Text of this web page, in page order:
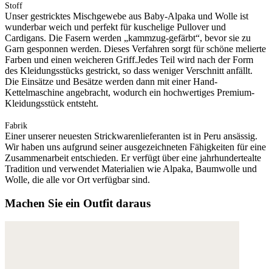
Stoff
Unser gestricktes Mischgewebe aus Baby-Alpaka und Wolle ist
wunderbar weich und perfekt für kuschelige Pullover und
Cardigans. Die Fasern werden „kammzug-gefärbt“, bevor sie zu
Garn gesponnen werden. Dieses Verfahren sorgt für schöne melierte
Farben und einen weicheren Griff.Jedes Teil wird nach der Form
des Kleidungsstücks gestrickt, so dass weniger Verschnitt anfällt.
Die Einsätze und Besätze werden dann mit einer Hand-
Kettelmaschine angebracht, wodurch ein hochwertiges Premium-
Kleidungsstück entsteht.
Fabrik
Einer unserer neuesten Strickwarenlieferanten ist in Peru ansässig.
Wir haben uns aufgrund seiner ausgezeichneten Fähigkeiten für eine
Zusammenarbeit entschieden. Er verfügt über eine jahrhundertealte
Tradition und verwendet Materialien wie Alpaka, Baumwolle und
Wolle, die alle vor Ort verfügbar sind.
Machen Sie ein Outfit daraus